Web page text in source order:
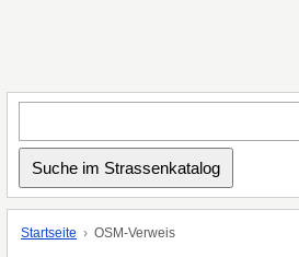
Startseite OSM-Verweis